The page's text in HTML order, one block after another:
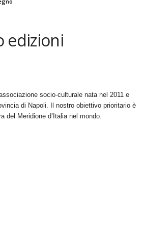
edizioni
socio-culturale nata nel 2011 e
di Napoli. Il nostro obiettivo prioritario è
del Meridione d’Italia nel mondo.